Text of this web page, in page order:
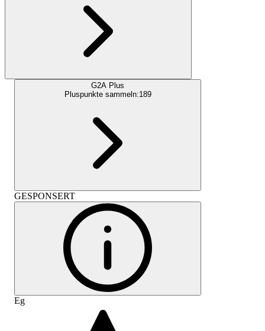
G2A Plus
Pluspunkte sammeln:189
GESPONSERT
Eg